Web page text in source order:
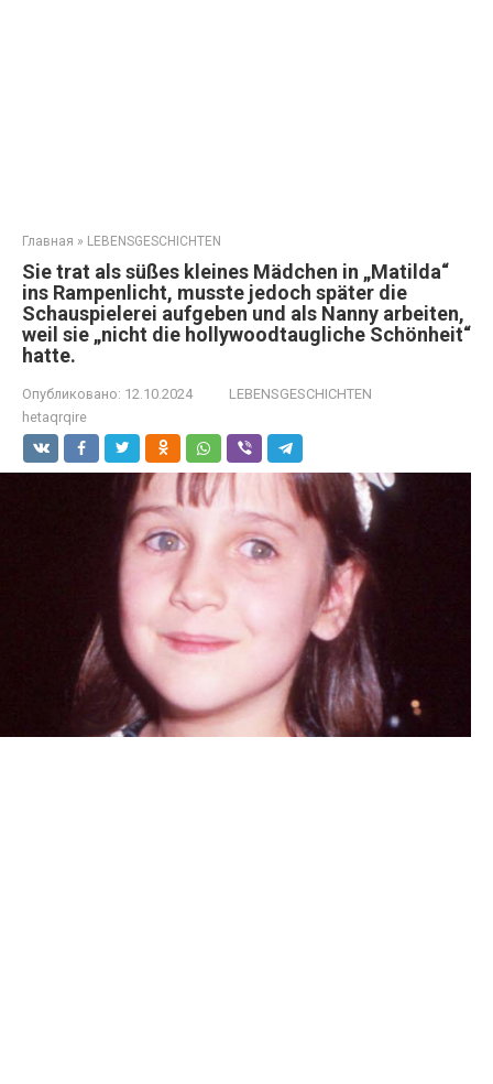
Главная » LEBENSGESCHICHTEN
Sie trat als süßes kleines Mädchen in „Matilda“
ins Rampenlicht, musste jedoch später die
Schauspielerei aufgeben und als Nanny arbeiten,
weil sie „nicht die hollywoodtaugliche Schönheit“
hatte.
Опубликовано: 12.10.2024
LEBENSGESCHICHTEN
hetaqrqire